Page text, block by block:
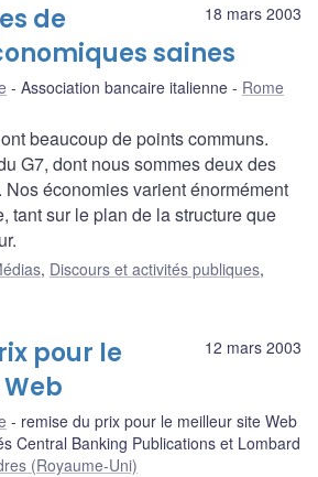
18 mars 2003
de
saines
Association bancaire italienne
Rome
beaucoup de points communs.
G7, dont nous sommes deux des
économies varient énormément
tant sur le plan de la structure que
, Discours et activités publiques,
12 mars 2003
pour le
remise du prix pour le meilleur site Web
Central Banking Publications et Lombard
(Royaume-Uni)